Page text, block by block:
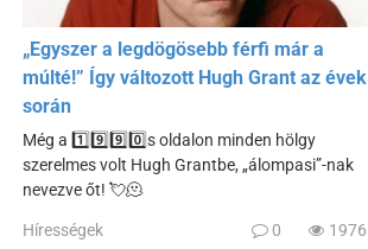
„Egyszer a legdögösebb férfi már a
múlté!” Így változott Hugh Grant az évek
során
Még a 1️⃣9️⃣9️⃣0️⃣s oldalon minden hölgy
szerelmes volt Hugh Grantbe, „álompasi”-nak
nevezve őt! 💘🫠
Hírességek 0 1976